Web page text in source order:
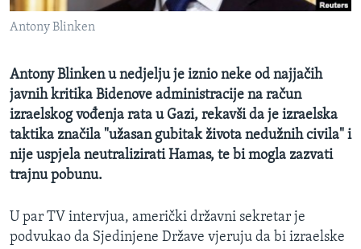
PRATITE NAS
Jezici
Antony Blinken
Antony Blinken u nedjelju je iznio neke od najjačih
javnih kritika Bidenove administracije na račun
izraelskog vođenja rata u Gazi, rekavši da je izraelska
taktika značila "užasan gubitak života nedužnih civila" i
nije uspjela neutralizirati Hamas, te bi mogla zazvati
trajnu pobunu.
U par TV intervjua, američki državni sekretar je
podvukao da Sjedinjene Države vjeruju da bi izraelske